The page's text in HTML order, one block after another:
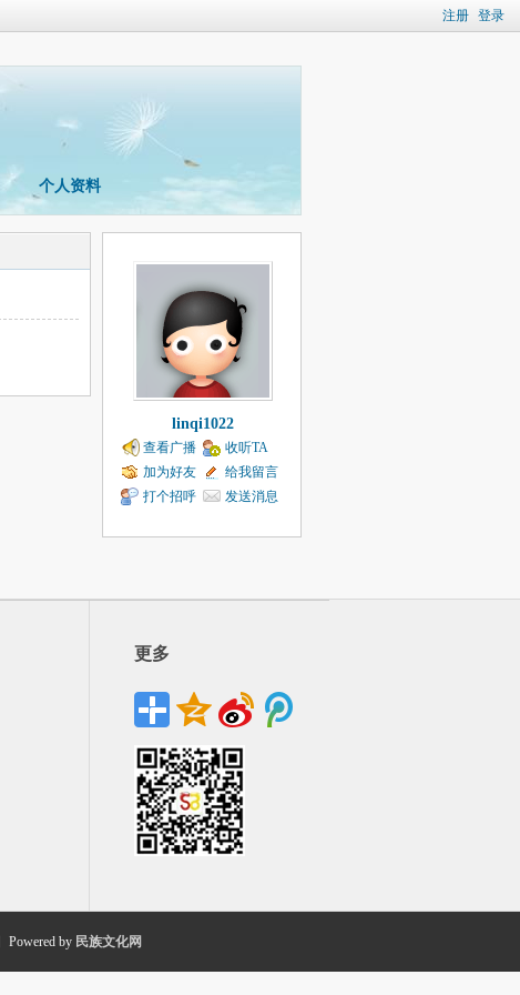
注册 登录
个人资料
linqi1022
查看广播
收听TA
加为好友
给我留言
打个招呼
发送消息
更多
Powered by 民族文化网